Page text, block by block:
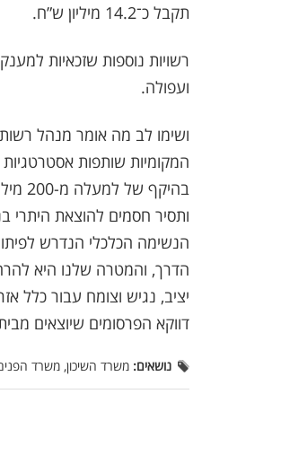
תקבל כ־14.2 מיליון ש”ח.
רשויות נוספות שזכאיות
ועפולה.
ושימו לב מה אומר מנהל
המקומיות שותפות
ותסיר חסמים להוצאת היתרי
הנשימה הכלכלי הנדרש
הדרך, והמטרה שלנו היא
יציב, נגיש וצומח עבור כלל
דווקא הפרסומים שיוצאים
נושאים: משרד השיכון, משרד